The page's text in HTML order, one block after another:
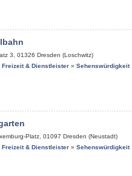
3 01326 Dresden (Loschwitz)
Freizeit & Dienstleister » Sehenswürdigkeit
Platz 01097 Dresden (Neustadt)
Freizeit & Dienstleister » Sehenswürdigkeit